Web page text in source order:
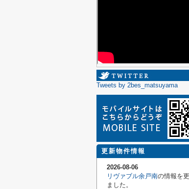
Tweets by 2bes_matsuyama
更新物件情報
2026-08-06
リヴァブル余戸南の情報を
ました。